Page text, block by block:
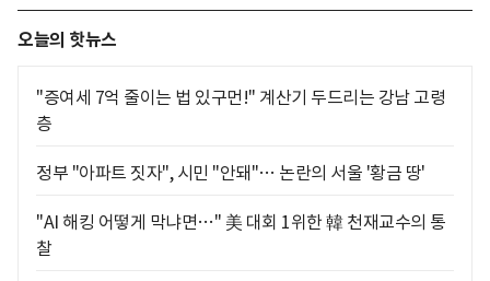
오늘의 핫뉴스
"증여세 7억 줄이는 법 있구먼!" 계산기 두드리는 강남 고령
층
정부 "아파트 짓자", 시민 "안돼"… 논란의 서울 '황금 땅'
"AI 해킹 어떻게 막냐면…" 美 대회 1위한 韓 천재교수의 통
찰